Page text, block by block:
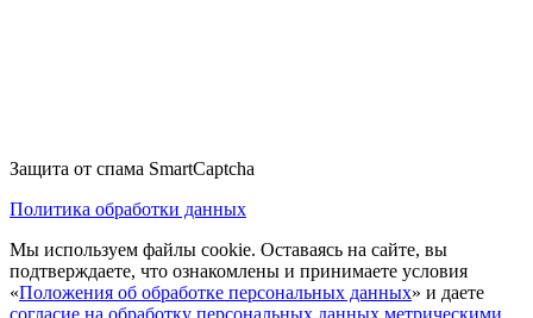
Защита от спама SmartCaptcha
Политика обработки данных
Мы используем файлы cookie. Оставаясь на сайте, вы
подтверждаете, что ознакомлены и принимаете условия
«Положения об обработке персональных данных» и даете
согласие на обработку персональных данных метрическими